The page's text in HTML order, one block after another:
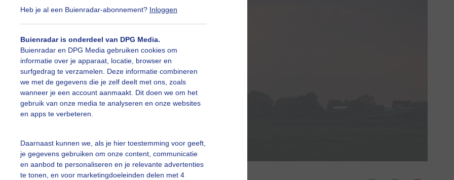
Heb je al een Buienradar-abonnement? Inloggen
Buienradar is onderdeel van DPG Media.
Buienradar en DPG Media gebruiken cookies om
informatie over je apparaat, locatie, browser en
surfgedrag te verzamelen. Deze informatie combineren
we met de gegevens die je zelf deelt met ons, zoals
wanneer je een account aanmaakt. Dit doen we om het
gebruik van onze media te analyseren en onze websites
en apps te verbeteren.
Daarnaast kunnen we, als je hier toestemming voor geeft,
je gegevens gebruiken om onze content, communicatie
en aanbod te personaliseren en je relevante advertenties
te tonen, en voor marketingdoeleinden delen met 4
bui tijdens de zonsopkomst
Klikhierom dit aan te passen